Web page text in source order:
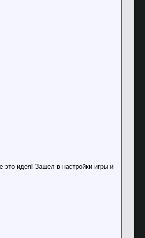
это идея! Зашел в настройки игры и